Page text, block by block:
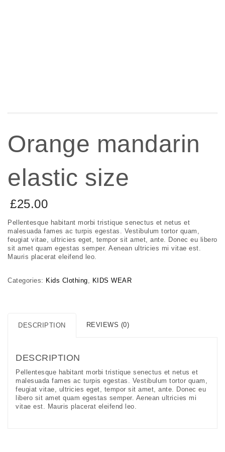
Orange mandarin
elastic size
£25.00
Pellentesque habitant morbi tristique senectus et netus et
malesuada fames ac turpis egestas. Vestibulum tortor quam,
feugiat vitae, ultricies eget, tempor sit amet, ante. Donec eu libero
sit amet quam egestas semper. Aenean ultricies mi vitae est.
Mauris placerat eleifend leo.
Categories: Kids Clothing, KIDS WEAR
DESCRIPTION REVIEWS (0)
DESCRIPTION
Pellentesque habitant morbi tristique senectus et netus et
malesuada fames ac turpis egestas. Vestibulum tortor quam,
feugiat vitae, ultricies eget, tempor sit amet, ante. Donec eu
libero sit amet quam egestas semper. Aenean ultricies mi
vitae est. Mauris placerat eleifend leo.